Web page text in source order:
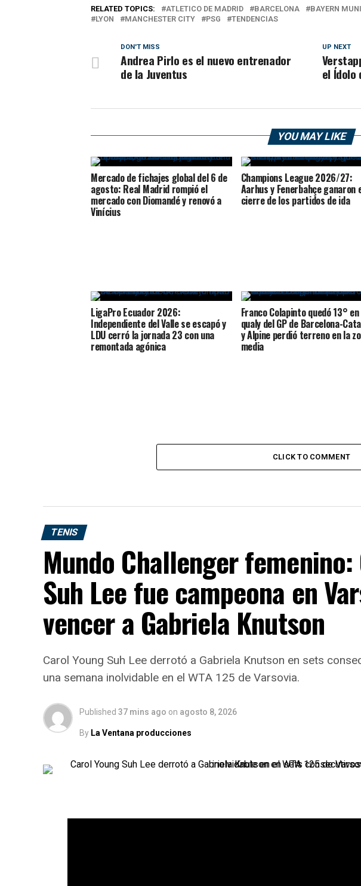
RELATED TOPICS: ATLETICO DE MADRID BARCELONA BAYERN
LYON
MANCHESTER CITY PSG TENDENCIAS
UP NEXT
el Ídolo
DON'T MISS
Andrea Pirlo es el nuevo entrenador
de la Juventus
YOU MAY LIKE
Mercado de fichajes global del 6 de
agosto: Real Madrid rompió el
mercado con Diomandé y renovó a
Vinícius
Champions League 2026/27:
Aarhus y Fenerbahçe ganaron
cierre de los partidos de ida
LigaPro Ecuador 2026:
Independiente del Valle se escapó y
LDU cerró la jornada 23 con una
remontada agónica
Franco Colapinto quedó 13°
qualy del GP de Barcelona-
y Alpine perdió terreno en la
media
CLICK TO COMMENT
TENIS
Mundo Challenger femenino:
Suh Lee fue campeona en
vencer a Gabriela Knutson
Carol Young Suh Lee derrotó a Gabriela Knutson en sets
una semana inolvidable en el WTA 125 de Varsovia.
Published 37 mins ago on agosto 8, 2026
By La Ventana producciones